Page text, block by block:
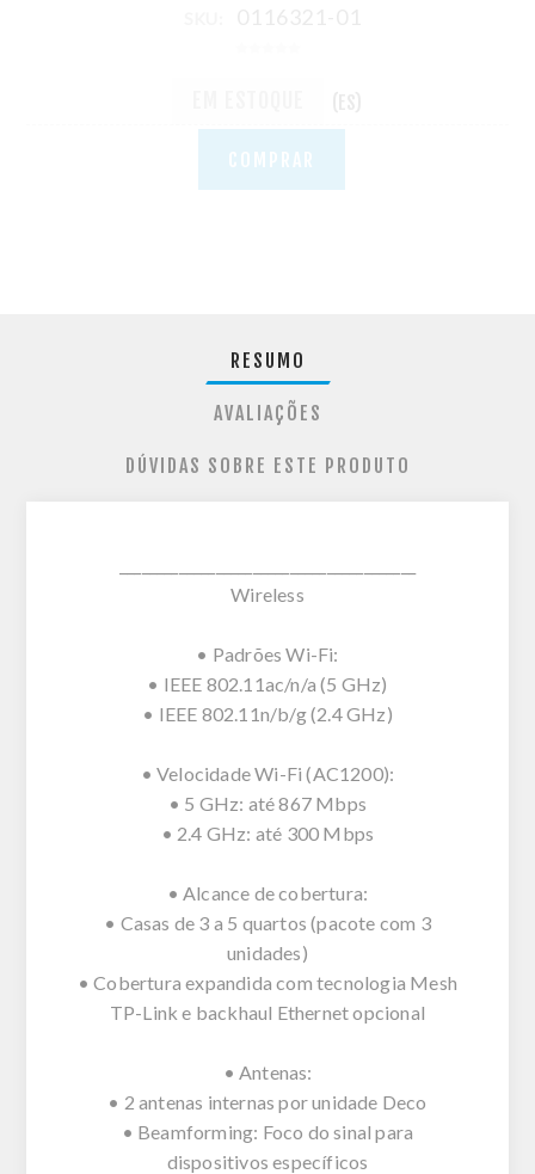
COMPRAR
RESUMO
AVALIAÇÕES
DÚVIDAS SOBRE ESTE PRODUTO
Wireless
• Padrões Wi-Fi:
• IEEE 802.11ac/n/a (5 GHz)
• IEEE 802.11n/b/g (2.4 GHz)
• Velocidade Wi-Fi (AC1200):
• 5 GHz: até 867 Mbps
• 2.4 GHz: até 300 Mbps
• Alcance de cobertura:
• Casas de 3 a 5 quartos (pacote com 3
unidades)
• Cobertura expandida com tecnologia Mesh
TP-Link e backhaul Ethernet opcional
• Antenas:
• 2 antenas internas por unidade Deco
• Beamforming: Foco do sinal para
dispositivos específicos